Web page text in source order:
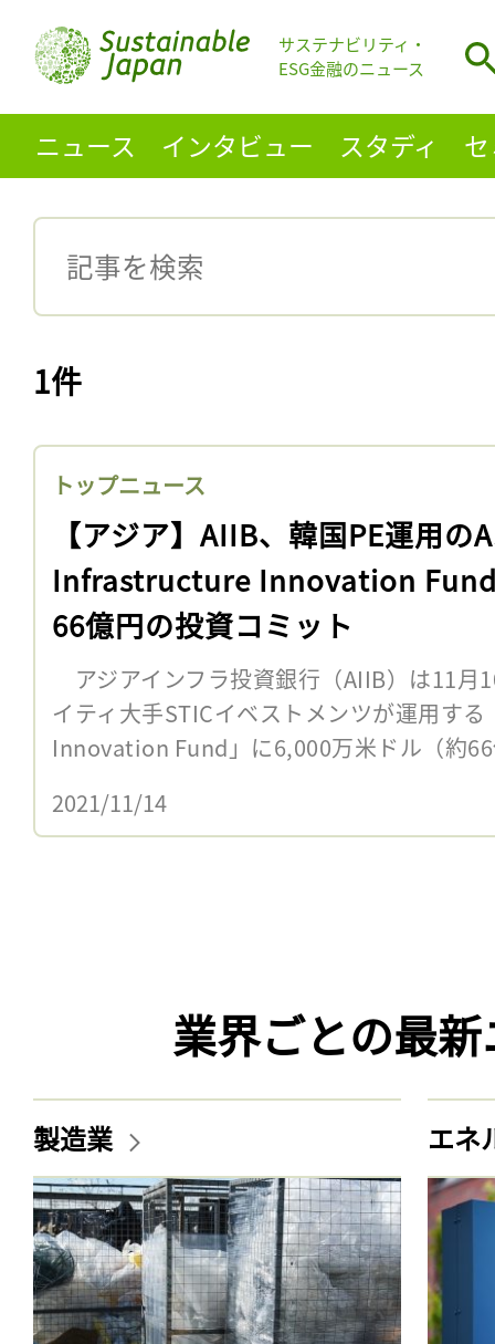
サステナビリティ・
ESG金融のニュース
ニュース インタビュー スタディ
1件
トップニュース
【アジア】AIIB、韓国PE運用の
Infrastructure Innovation
66億円の投資コミット
アジアインフラ投資銀行（AIIB）は11月
イティ大手STICイベストメンツが運用す
Innovation Fund」に6,000万米ドル（約
2021/11/14
業界ごとの最
製造業 エネ